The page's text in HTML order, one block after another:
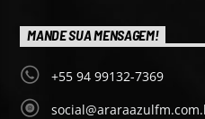
MANDE SUA MENSAGEM!
+55 94 99132-7369